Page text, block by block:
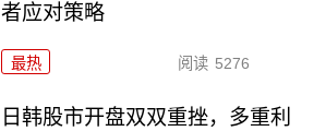
者应对策略
最热 阅读 5276
日韩股市开盘双双重挫，多重利